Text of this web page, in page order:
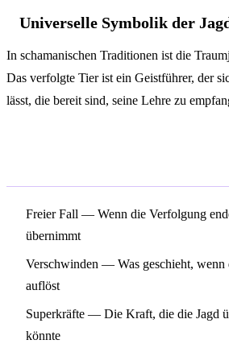
Universelle Symbolik der
In schamanischen Traditionen ist die
Das verfolgte Tier ist ein Geistführer, der
lässt, die bereit sind, seine Lehre zu
Freier Fall — Wenn die Verfolgung
übernimmt
Verschwinden — Was geschieht, wenn
auflöst
Superkräfte — Die Kraft, die die Jagd
könnte